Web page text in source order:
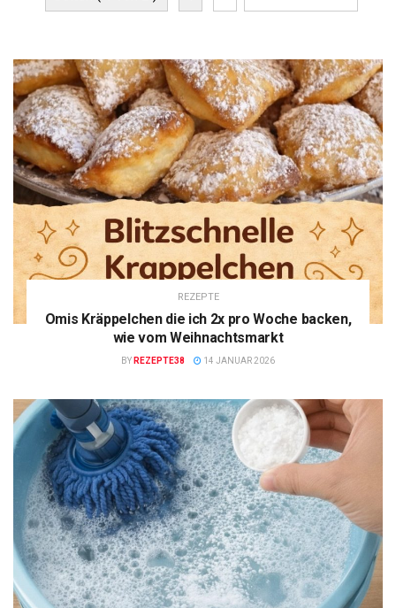
REZEPTE
Omis Kräppelchen die ich 2x pro Woche backen,
wie vom Weihnachtsmarkt
BY REZEPTE38 14 JANUAR 2026